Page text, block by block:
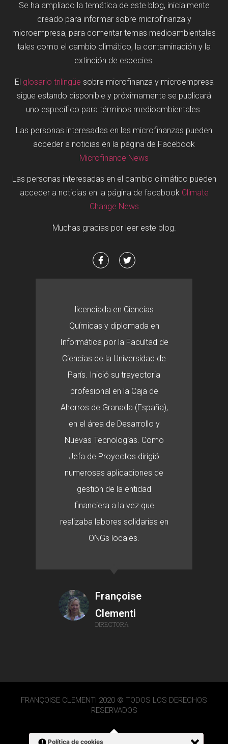
Política de cookies
Se ha ampliado la temática de este blog, inicialmente
creado para informar sobre microfinanza y
microempresa, para comentar temas medioambientales
tales como el cambio climático, la contaminación y la
extinción de especies.
El glosario trilingüe sobre microfinanza y microempresa
sigue estando disponible y próximamente se publicará
uno específico para términos medioambientales.
Las personas interesadas en las microfinanzas pueden
acceder a noticias en la página de Facebook
Microfinance News
Las personas interesadas en el cambio climático pueden
acceder a noticias en la página de facebook Climate
Change News
Muchas gracias por leer este blog.
licenciada en Ciencias
Químicas y diplomada en
Informática por la Facultad de
Ciencias de la Universidad de
París. Inició su trayectoria
profesional en la Caja de
Ahorros de Granada (España),
en el área de Desarrollo y
Nuevas Tecnologías. Como
Jefa de Proyectos dirigió
numerosas aplicaciones de
gestión de la entidad
financiera a la vez que
realizaba labores solidarias en
ONGs locales.
Françoise
Clementi
DIRECTORA
FRANÇOISE CLEMENTI 2020 © TODOS LOS DERECHOS
RESERVADOS